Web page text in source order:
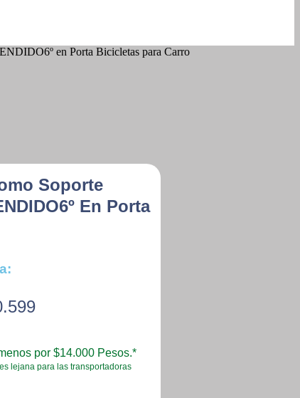
en Porta Bicicletas para Carro
Soporte
En Porta
por $14.000 Pesos.*
lejana para las transportadoras